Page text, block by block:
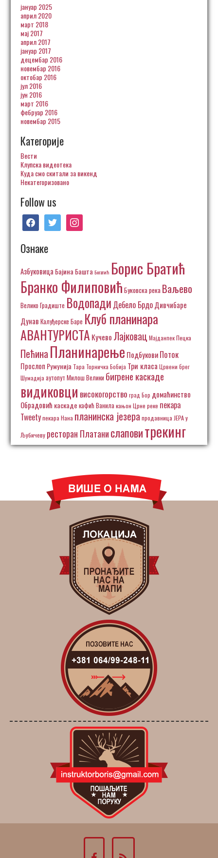
јануар 2025
април 2020
март 2018
мај 2017
април 2017
јануар 2017
децембар 2016
новембар 2016
октобар 2016
јул 2016
јун 2016
март 2016
фебруар 2016
новембар 2015
Категорије
Вести
Клупска видеотека
Куда смо скитали за викенд
Некатегоризовано
Follow us
facebooktwitter instagram
Ознаке
Азбуковица Бајина Башта Богатић Борис Братић
Бранко Филиповић Буковска река Ваљево
Велико Градиште Водопади Дебело БрдоДивчибаре
Дунав Калуђерске Баре Клуб планинара
АВАНТУРИСТА Кучево Лајковац Мајданпек Пецка
Пећина Планинарење ПодбуковиПоток
Прослоп Румунија Тара Торничка Бобија Три класа Црвени брег
Шумадија аутопут Милош Велики бигрене каскаде
видиковци високогорство град Бор домаћинство
Обрадовић каскаде кафић Ванила кањон Црне реке пекара
Tweetyпекара Нана планинска језера продавница ЈЕРА у
Љубичеву ресторан Платанислаповитрекинг